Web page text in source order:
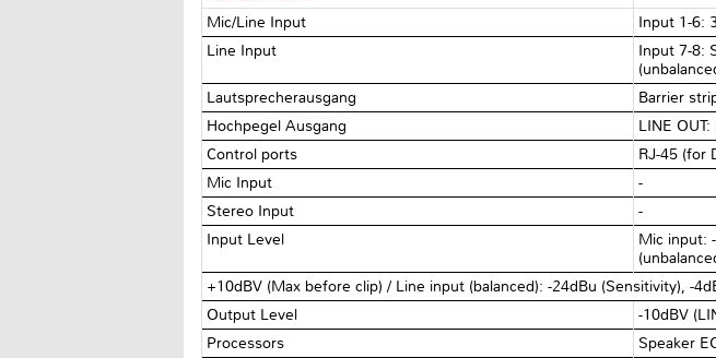
Mic/Line Input
Input 1-6:
Line Input
Input 7-8:
Lautsprecherausgang
Barrier
Hochpegel Ausgang
LINE
Control ports
RJ-45 (for
Mic Input
-
Stereo Input
-
Input Level
Mic input:
+10dBV (Max before clip) / Line input (balanced): -24dBu (Sensitivity), -
Output Level
-10dBV
Processors
Speaker